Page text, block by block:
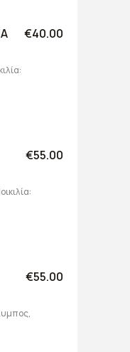
€40.00
€55.00
€55.00